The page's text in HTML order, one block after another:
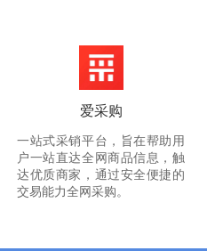
爱采购
一站式采销平台，旨在帮助用
户一站直达全网商品信息，触
达优质商家，通过安全便捷的
交易能力全网采购。